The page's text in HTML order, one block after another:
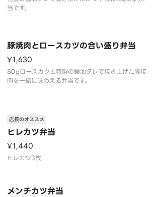
当です。
豚焼肉とロースカツの合い盛り弁当
¥1,630
80gロースカツと特製の醤油ダレで焼き上げた豚焼
肉を一緒に味わえる弁当です。
ヒレカツ弁当
店長のオススメ
¥1,440
ヒレカツ3枚
メンチカツ弁当